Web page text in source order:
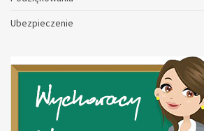
Ubezpieczenie